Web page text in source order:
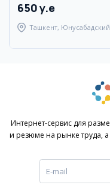
650 y.e
Ташкент, Юнусабадский
Интернет-сервис для
и резюме на рынке труда, а